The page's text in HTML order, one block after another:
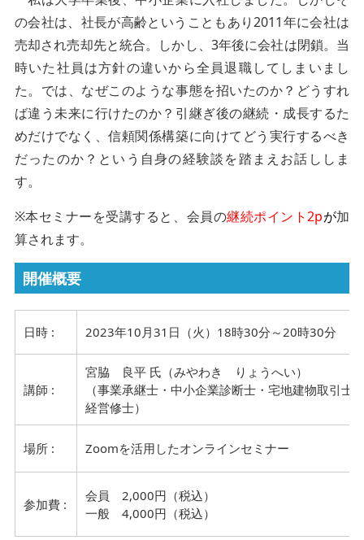
の会社は、社長が高齢ということもあり2011年に会社は
売却され売却先と統合。しかし、3年後に会社は閉鎖。当
時いた社員は方針の違いから全員退職してしまいまし
た。では、なぜこのような事態を招いたのか？どうすれ
ば違う未来に行けたのか？引継ぎ後の継続・成長するた
めだけでなく、信頼関係構築に向けてどう実行するべき
だったのか？という自身の経験談を踏まえお話ししま
す。
※本セミナーを受講すると、会員の継続ポイント2pが加
算されます。
開催概要
日時 : 2023年10月31日（火）18時30分～20時30分
講師 :
宮脇 良平 氏（みやわき りょうへい）
（事業承継士・中小企業診断士・宅地建物取引士
経営修士）
場所 : Zoomを活用したオンラインセミナー
参加費 :
会員 2,000円（税込）
一般 4,000円（税込）